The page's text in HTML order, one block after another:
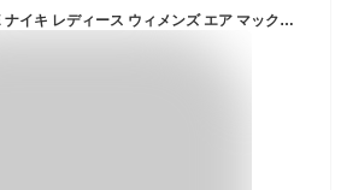
【2026SS再入荷】NIKE ナイキ レディース ウィメンズ エア マックス 90 LV8 ローカット スニーカー シューズ 靴 厚底 ホワイト/ソフトパール/プラチナムティント/セイル AIR MAX 90 LV8 FD4328-111 [ポイント10倍]